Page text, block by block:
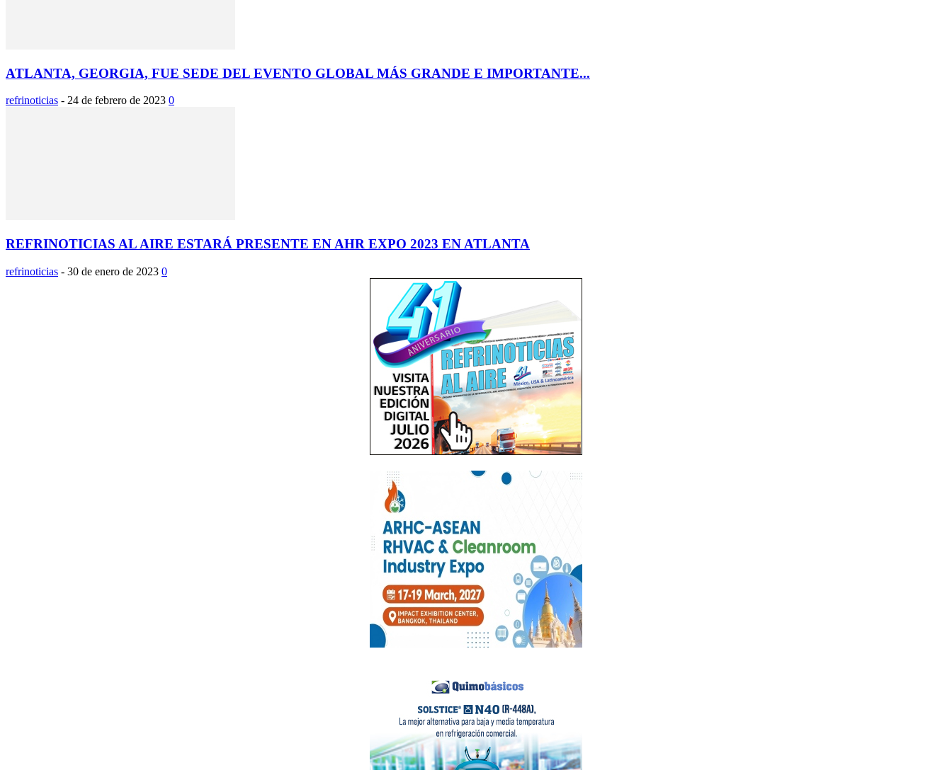
ATLANTA, GEORGIA, FUE SEDE DEL EVENTO GLOBAL MÁS GRANDE E IMPORTANTE...
refrinoticias - 24 de febrero de 2023 0
REFRINOTICIAS AL AIRE ESTARÁ PRESENTE EN AHR EXPO 2023 EN ATLANTA
refrinoticias - 30 de enero de 2023 0